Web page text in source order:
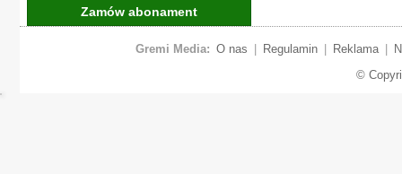
Zamów abonament
Gremi Media: O nas Regulamin Reklama
©